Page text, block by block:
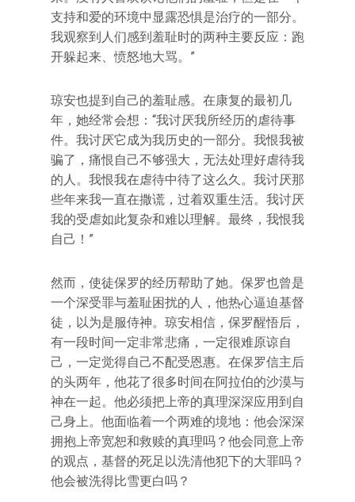
支持和爱的环境中显露恐惧是治疗的一部分。
我观察到人们感到羞耻时的两种主要反应：跑
开躲起来、愤怒地大骂。”
琼安也提到自己的羞耻感。在康复的最初几
年，她经常会想：“我讨厌我所经历的虐待事
件。我讨厌它成为我历史的一部分。我恨我被
骗了，痛恨自己不够强大，无法处理好虐待我
的人。我恨我在虐待中待了这么久。我讨厌那
些年来我一直在撒谎，过着双重生活。我讨厌
我的受虐如此复杂和难以理解。最终，我恨我
自己！”
然而，使徒保罗的经历帮助了她。保罗也曾是
一个深受罪与羞耻困扰的人，他热心逼迫基督
徒，以为是服侍神。琼安相信，保罗醒悟后，
有一段时间一定非常悲痛，一定很难原谅自
己，一定觉得自己不配受恩惠。在保罗信主后
的头两年，他花了很多时间在阿拉伯的沙漠与
神在一起。他必须把上帝的真理深深应用到自
己身上。他面临着一个两难的境地：他会深深
拥抱上帝宽恕和救赎的真理吗？他会同意上帝
的观点，基督的死足以洗清他犯下的大罪吗？
他会被洗得比雪更白吗？